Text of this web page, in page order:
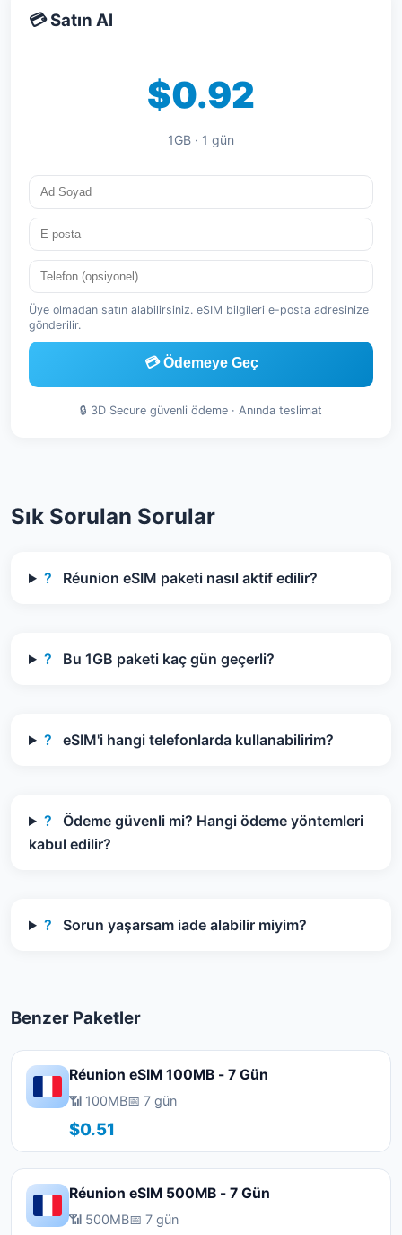
💳 Satın Al
$0.92
1GB · 1 gün
Üye olmadan satın alabilirsiniz. eSIM bilgileri e-posta adresinize
gönderilir.
💳 Ödemeye Geç
🔒 3D Secure güvenli ödeme · Anında teslimat
Sık Sorulan Sorular
? Réunion eSIM paketi nasıl aktif edilir?
? Bu 1GB paketi kaç gün geçerli?
? eSIM'i hangi telefonlarda kullanabilirim?
?
Ödeme güvenli mi? Hangi ödeme yöntemleri
kabul edilir?
? Sorun yaşarsam iade alabilir miyim?
Benzer Paketler
Réunion eSIM 100MB - 7 Gün
📶 100MB📅 7 gün
$0.51
Réunion eSIM 500MB - 7 Gün
📶 500MB📅 7 gün